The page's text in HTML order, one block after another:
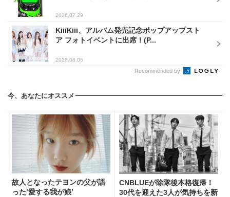
2026.07.29
KiiiKiii、アルバム発売記念ポップアップスト
ア フォトイベントに出席！(P...
2026.08.06
Recommended by
今、あなたにオススメ
故人となったテヨンの父が語
った’愛する我が娘’
CNBLUEが除隊後本格復帰！
30代を迎えた3人が気持ちを新